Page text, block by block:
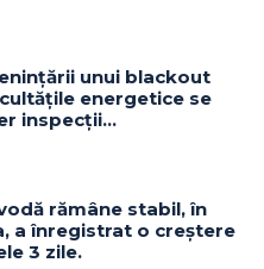
unui blackout
energetice se
inspecții…
rămâne stabil, în
a înregistrat o creștere
3 zile.